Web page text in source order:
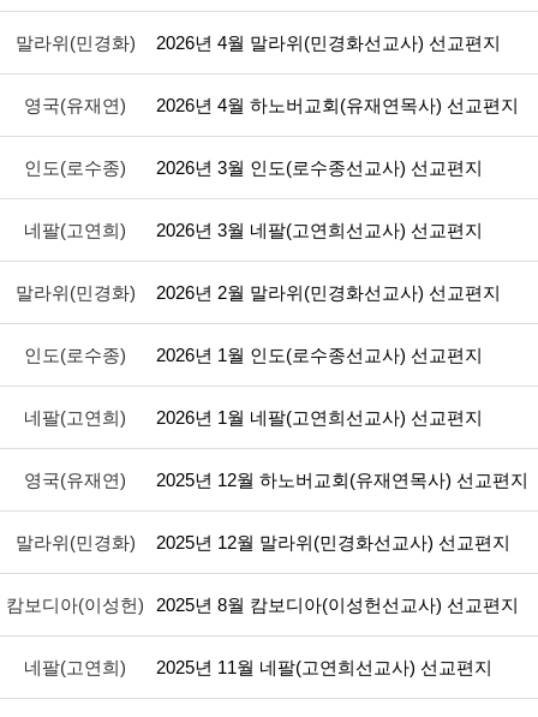
말라위(민경화) 2026년 4월 말라위(민경화선교사) 선교편지
영국(유재연) 2026년 4월 하노버교회(유재연목사) 선교편지
인도(로수종) 2026년 3월 인도(로수종선교사) 선교편지
네팔(고연희) 2026년 3월 네팔(고연희선교사) 선교편지
말라위(민경화) 2026년 2월 말라위(민경화선교사) 선교편지
인도(로수종) 2026년 1월 인도(로수종선교사) 선교편지
네팔(고연희) 2026년 1월 네팔(고연희선교사) 선교편지
영국(유재연) 2025년 12월 하노버교회(유재연목사) 선교편지
말라위(민경화) 2025년 12월 말라위(민경화선교사) 선교편지
캄보디아(이성헌) 2025년 8월 캄보디아(이성헌선교사) 선교편지
네팔(고연희) 2025년 11월 네팔(고연희선교사) 선교편지